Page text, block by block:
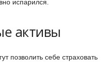
испарился.
активы
позволить себе страховать